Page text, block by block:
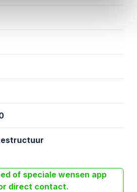
of speciale wensen app
direct contact.